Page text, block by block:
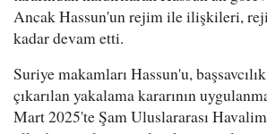
Ancak Hassun'un rejim ile ilişkileri,
kadar devam etti.
Suriye makamları Hassun'u,
çıkarılan yakalama kararının
Mart 2025'te Şam Uluslararası